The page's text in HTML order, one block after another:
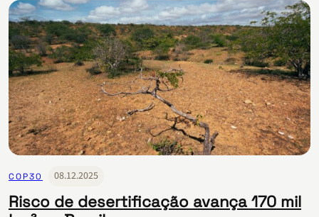
COP30 08.12.2025
Risco de desertificação avança 170 mil